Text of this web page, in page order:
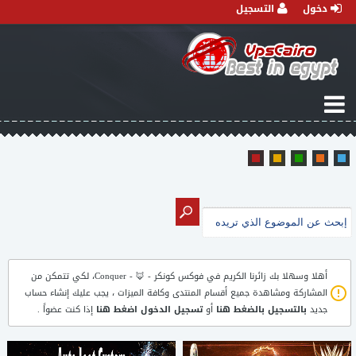
دخول التسجيل
أهلا وسهلا بك زائرنا الكريم فيفوكس كونكر - 🦊 - Conquer
، لكي تتمكن من
المشاركة ومشاهدة جميع أقسام المنتدى وكافة الميزات ، يجب عليك إنشاء حساب
جديد بالتسجيل بالضغط هنا أوتسجيل الدخول اضغط هنا إذا كنت عضواً .